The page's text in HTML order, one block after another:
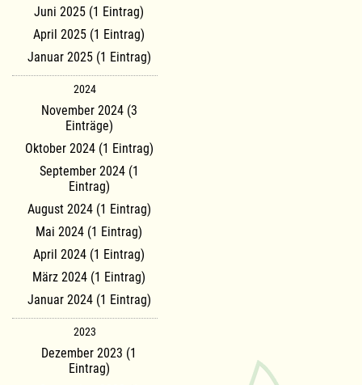
Juni 2025 (1 Eintrag)
April 2025 (1 Eintrag)
Januar 2025 (1 Eintrag)
2024
November 2024 (3
Einträge)
Oktober 2024 (1 Eintrag)
September 2024 (1
Eintrag)
August 2024 (1 Eintrag)
Mai 2024 (1 Eintrag)
April 2024 (1 Eintrag)
März 2024 (1 Eintrag)
Januar 2024 (1 Eintrag)
2023
Dezember 2023 (1
Eintrag)